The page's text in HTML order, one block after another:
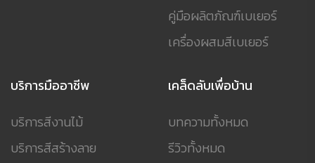
คู่มือผลิตภัณฑ์เบเยอร์
เครื่องผสมสีเบเยอร์
บริการมืออาชีพ
บริการสีงานไม้
บริการสีสร้างลาย
เคล็ดลับเพื่อบ้าน
บทความทั้งหมด
รีวิวทั้งหมด